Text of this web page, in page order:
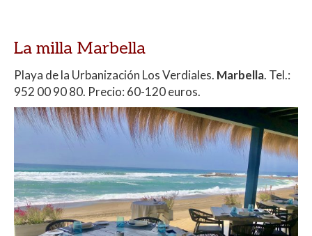
La milla Marbella
Playa de la Urbanización Los Verdiales. Marbella. Tel.:
952 00 90 80. Precio: 60-120 euros.